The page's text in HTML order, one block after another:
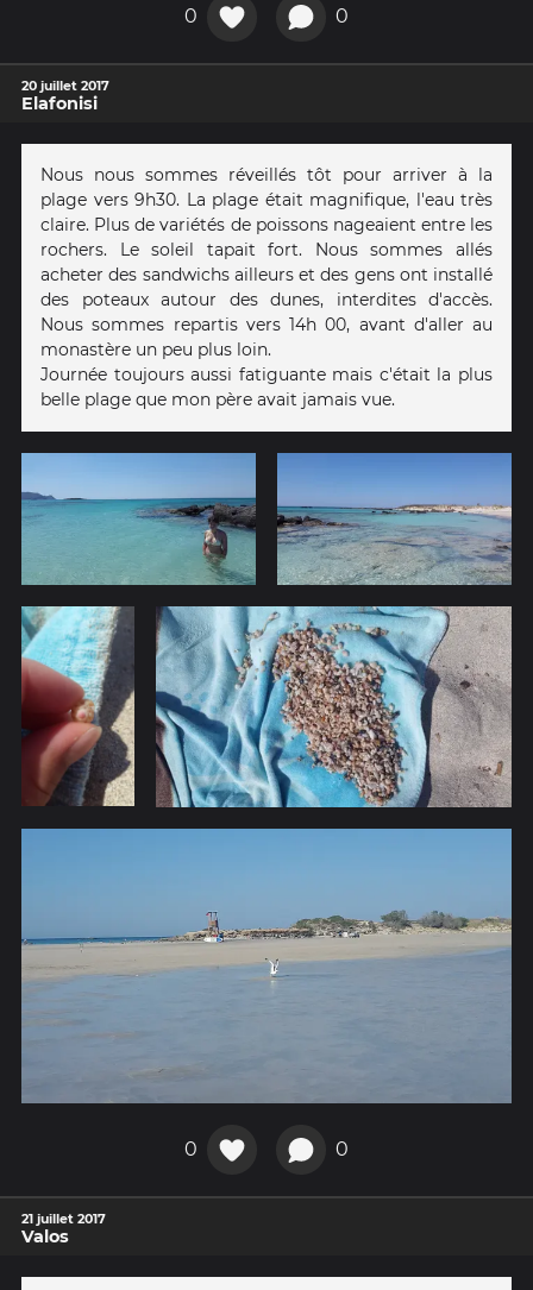
0 0
20 juillet 2017
Elafonisi
Nous nous sommes réveillés tôt pour arriver à la
plage vers 9h30. La plage était magnifique, l'eau très
claire. Plus de variétés de poissons nageaient entre les
rochers. Le soleil tapait fort. Nous sommes allés
acheter des sandwichs ailleurs et des gens ont installé
des poteaux autour des dunes, interdites d'accès.
Nous sommes repartis vers 14h 00, avant d'aller au
monastère un peu plus loin.
Journée toujours aussi fatiguante mais c'était la plus
belle plage que mon père avait jamais vue.
0 0
21 juillet 2017
Valos